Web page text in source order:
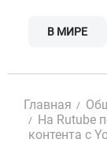
В МИРЕ
Главная
На Rutube
контента с